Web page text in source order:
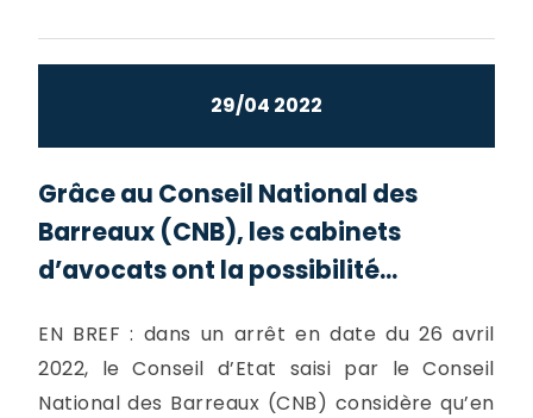
29/04 2022
Grâce au Conseil National des
Barreaux (CNB), les cabinets
d’avocats ont la possibilité...
EN BREF : dans un arrêt en date du 26 avril
2022, le Conseil d’Etat saisi par le Conseil
National des Barreaux (CNB) considère qu’en